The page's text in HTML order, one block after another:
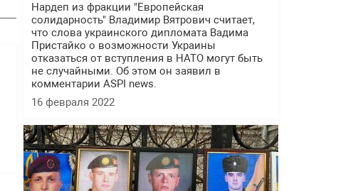
Нардеп из фракции "Европейская
солидарность" Владимир Вятрович считает,
что слова украинского дипломата Вадима
Пристайко о возможности Украины
отказаться от вступления в НАТО могут быть
не случайными. Об этом он заявил в
комментарии ASPI news.
16 февраля 2022